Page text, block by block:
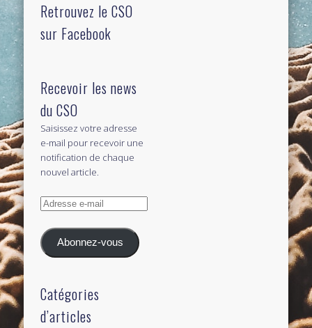
Retrouvez le CSO
sur Facebook
Recevoir les news
du CSO
Saisissez votre adresse
e-mail pour recevoir une
notification de chaque
nouvel article.
Adresse
mail
Abonnez-vous
Catégories
d’articles